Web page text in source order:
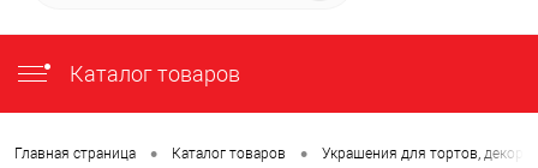
Каталог товаров
Главная страница • Каталог товаров • Украшения для тортов, декор